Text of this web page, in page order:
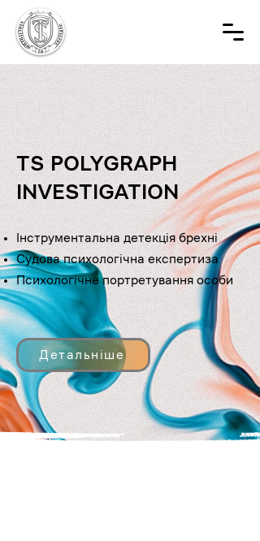
TS POLYGRAPH
INVESTIGATION
Інструментальна детекція брехні
Судова психологічна експертиза
Психологічне портретування особи
Детальніше